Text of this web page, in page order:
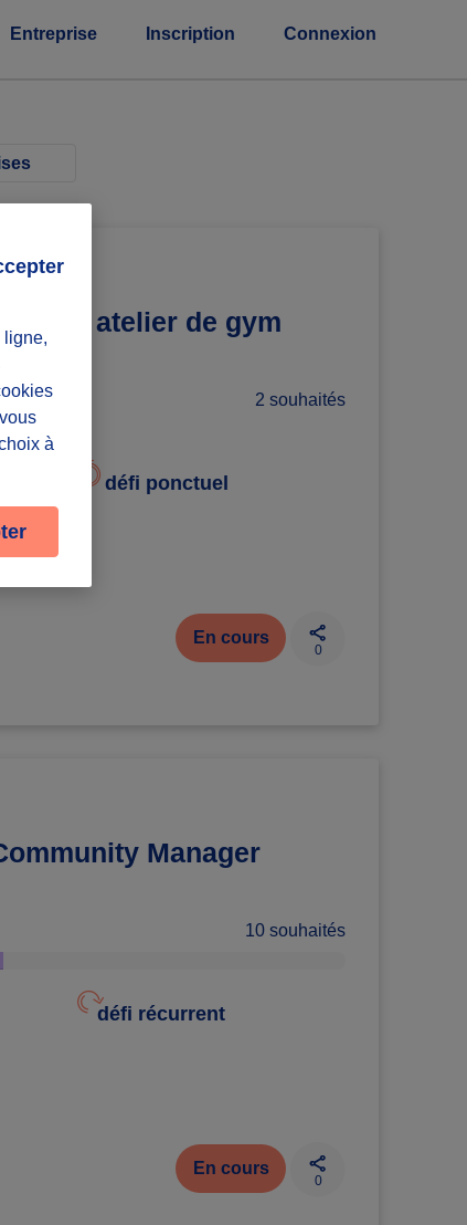
Entreprise Inscription Connexion
un atelier de gym
2 souhaités
défi ponctuel
En cours
0
Manager
10 souhaités
défi récurrent
En cours
0
ligne,
à